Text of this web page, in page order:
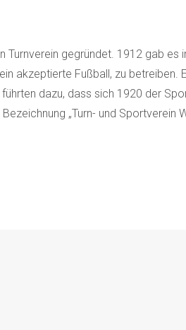
gegründet. 1912 gab es
akzeptierte Fußball, zu betreiben.
dazu, dass sich 1920 der
„Turn- und Sportverein